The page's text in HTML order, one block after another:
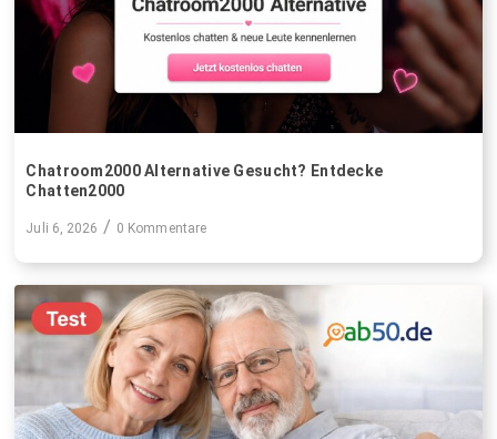
Chatroom2000 Alternative Gesucht? Entdecke
Chatten2000
Juli 6, 2026 / 0 Kommentare